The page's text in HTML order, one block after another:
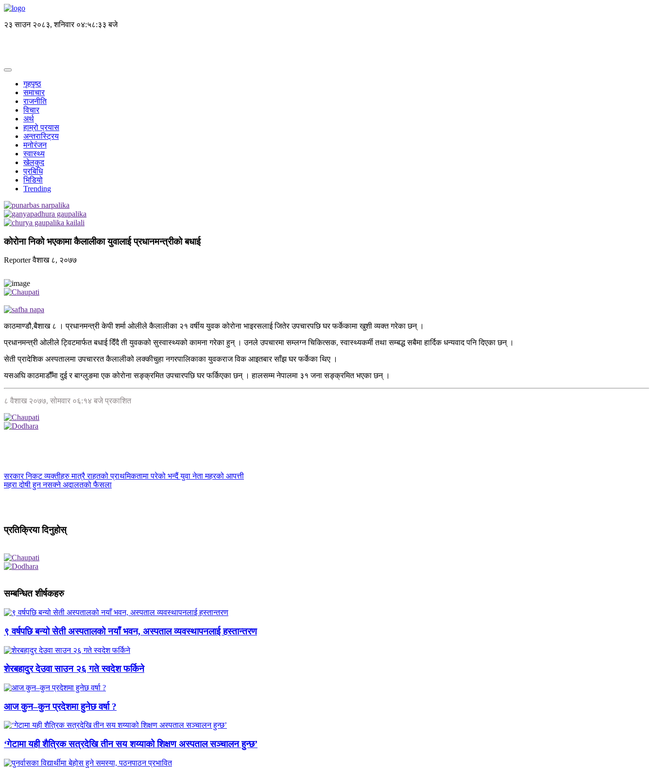
२३ साउन २०८३, शनिवार ०४:५८:३३ बजे
गृहपृष्ठ
समाचार
राजनीति
विचार
अर्थ
हाम्रो प्रयास
अन्तरास्ट्रिय
मनोरंजन
स्वास्थ्य
खेलकुद
प्रबिधि
भिडियो
Trending
कोरोना निको भएकामा कैलालीका युवालाई प्रधानमन्त्रीको बधाई
Reporterवैशाख ८, २०७७
काठमाण्डौ,बैशाख ८ । प्रधानमन्त्री केपी शर्मा ओलीले कैलालीका २१ वर्षीय युवक कोरोना भाइरसलाई जितेर उपचारपछि घर फर्केकामा खुशी व्यक्त गरेका छन् ।
प्रधानमन्त्री ओलीले ट्विटमार्फत बधाई दिँदै ती युवकको सुस्वास्थ्यको कामना गरेका हुन् । उनले उपचारमा सम्लग्न चिकित्सक, स्वास्थ्यकर्मी तथा सम्बद्ध सबैमा हार्दिक धन्यवाद पनि दिएका छन् ।
सेती प्रादेशिक अस्पतालमा उपचाररत कैलालीको लक्कीचुहा नगरपालिकाका युवकराज विक आइतबार साँझ घर फर्केका थिए ।
यसअघि काठमाडौँमा दुई र बाग्लुङमा एक कोरोना सङ्क्रमित उपचारपछि घर फर्किएका छन् । हालसम्म नेपालमा ३१ जना सङ्क्रमित भएका छन् ।
८ वैशाख २०७७, सोमवार ०६:१४ बजे प्रकाशित
सरकार निकट व्यक्तीहरु मात्रै राहतको प्राथमिकतामा परेको भन्दैं युवा नेता महरको आपत्ती
महरा दोषी हुन नसक्ने अदालतको फैसला
प्रतिक्रिया दिनुहोस्
सम्बन्धित शीर्षकहरु
९ वर्षपछि बन्यो सेती अस्पतालको नयाँ भवन, अस्पताल व्यवस्थापनलाई हस्तान्तरण
शेरबहादुर देउवा साउन २६ गते स्वदेश फर्किने
आज कुन–कुन प्रदेशमा हुनेछ वर्षा ?
‘गेटामा यही शैत्रिक सत्रदेखि तीन सय शय्याको शिक्षण अस्पताल सञ्चालन हुन्छ’